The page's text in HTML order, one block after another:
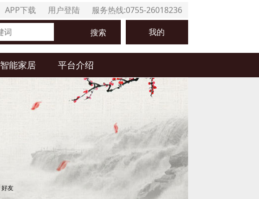
服务热线:0755-26018236
用户登陆
APP下载
搜索 我的
智能家居 平台介绍
好友